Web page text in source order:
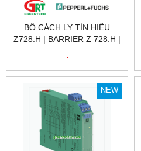
BỘ CÁCH LY TÍN HIỆU
Z728.H | BARRIER Z 728.H |
.
NEW